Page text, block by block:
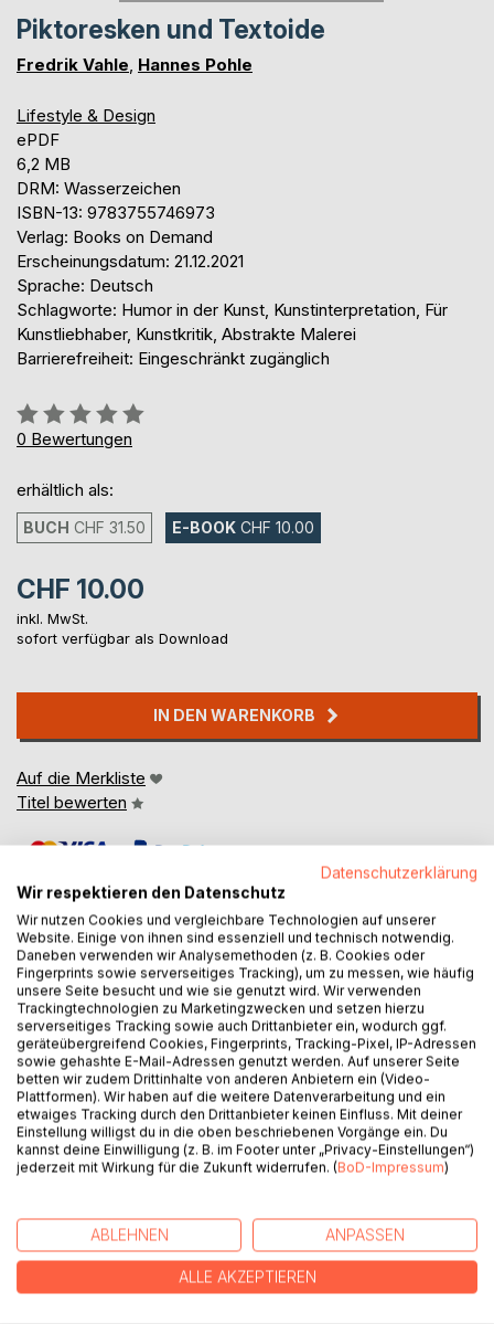
Piktoresken und Textoide
Fredrik Vahle Hannes Pohle
Lifestyle & Design
ePDF
6,2 MB
DRM: Wasserzeichen
ISBN-13: 9783755746973
Verlag: Books on Demand
Erscheinungsdatum: 21.12.2021
Sprache: Deutsch
Schlagworte: Humor in der Kunst, Kunstinterpretation, Für
Kunstliebhaber, Kunstkritik, Abstrakte Malerei
Barrierefreiheit: Eingeschränkt zugänglich
Bewertung::
0%
0 Bewertungen
erhältlich als:
BUCH CHF 31.50 E-BOOK CHF 10.00
CHF 10.00
inkl. MwSt.
sofort verfügbar als Download
IN DEN WARENKORB
Auf die Merkliste
Titel bewerten
BESCHREIBUNG
Liedermacher Fredrik Vahle: Tag für Tag kam so ein Bild
aus dem Odenwald zu mir, und ich saß davor wie der Ochs
vorm Berg. Schmerzlich wurde mir bewusst: Bilder können
wie Koans sein. Normales verstehen ist einfach nicht
möglich. Also ging ich auf Distanz und in die Leere. Da
kamen doch wie aus dem Nichts nach geraumer Zeit
Vorstel­lungen und Worte. Also weg von den Bildern und
Schmetterlingsflug zwischen Bild und Wort.
Maler Hannes Pohle: Mit Fredrik Vahle beschließe ich eines
Tages, zwischen Bild und Text eine besondere Verbindung
Datenschutzerklärung
Wir respektieren den Datenschutz
Wir nutzen Cookies und vergleichbare Technologien auf unserer
Website. Einige von ihnen sind essenziell und technisch notwendig.
Daneben verwenden wir Analysemethoden (z. B. Cookies oder
Fingerprints sowie serverseitiges Tracking), um zu messen, wie häufig
unsere Seite besucht und wie sie genutzt wird. Wir verwenden
Trackingtechnologien zu Marketingzwecken und setzen hierzu
serverseitiges Tracking sowie auch Drittanbieter ein, wodurch ggf.
geräteübergreifend Cookies, Fingerprints, Tracking-Pixel, IP-Adressen
sowie gehashte E-Mail-Adressen genutzt werden. Auf unserer Seite
betten wir zudem Drittinhalte von anderen Anbietern ein (Video-
Plattformen). Wir haben auf die weitere Datenverarbeitung und ein
etwaiges Tracking durch den Drittanbieter keinen Einfluss. Mit deiner
Einstellung willigst du in die oben beschriebenen Vorgänge ein. Du
kannst deine Einwilligung (z. B. im Footer unter „Privacy-Einstellungen“)
jederzeit mit Wirkung für die Zukunft widerrufen. (BoD-Impressum)
ABLEHNEN ANPASSEN
ALLE AKZEPTIEREN